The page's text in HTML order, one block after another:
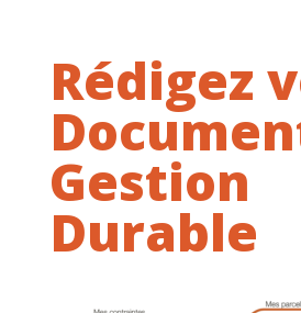
Rédigez
Gestion
Durable